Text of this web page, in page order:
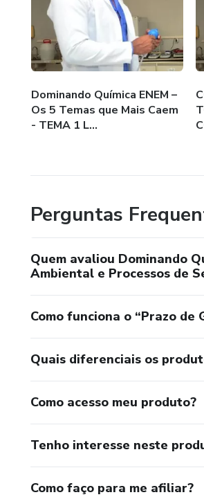
🔹
🔹
🔹
🎯
Dominando Química ENEM –
Os 5 Temas que Mais Caem
- TEMA 1 L...
Perguntas
Quem avaliou Dominando
Ambiental e Processos de
Como funciona o “Prazo de
Quais diferenciais os
Como acesso meu produto?
Tenho interesse neste
Como faço para me afiliar?